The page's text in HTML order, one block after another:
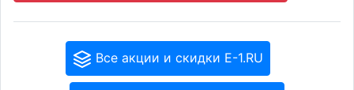
Все акции и скидки E-1.RU